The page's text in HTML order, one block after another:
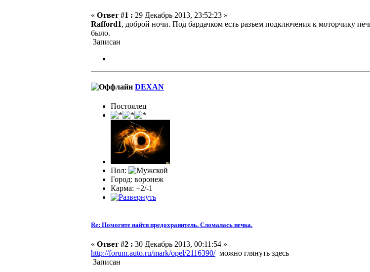
« Ответ #1 : 29 Декабрь 2013, 23:52:23 »
Rafford1, доброй ночи. Под бардачком есть разъем подключения к моторчику
было.
Записан
DEXAN
Постоялец
Пол:
Город: воронеж
Карма: +2/-1
Re: Помогите найти предохранитель. Сломалась печка.
« Ответ #2 : 30 Декабрь 2013, 00:11:54 »
http://forum.auto.ru/mark/opel/2116390/можно глянуть здесь
Записан